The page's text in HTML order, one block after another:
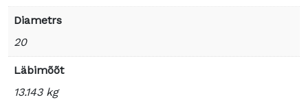
Diametrs
20
Läbimõõt
13.143 kg